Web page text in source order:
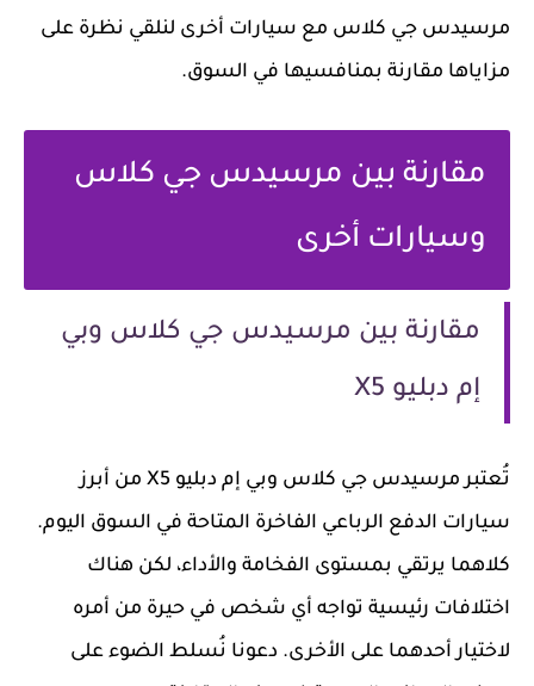
مرسيدس جي كلاس مع سيارات أخرى لنلقي نظرة على
مزاياها مقارنة بمنافسيها في السوق.
مقارنة بين مرسيدس جي كلاس
وسيارات أخرى
مقارنة بين مرسيدس جي كلاس وبي
إم دبليو X5
تُعتبر مرسيدس جي كلاس وبي إم دبليو X5 من أبرز
سيارات الدفع الرباعي الفاخرة المتاحة في السوق اليوم.
كلاهما يرتقي بمستوى الفخامة والأداء، لكن هناك
اختلافات رئيسية تواجه أي شخص في حيرة من أمره
لاختيار أحدهما على الأخرى. دعونا نُسلط الضوء على